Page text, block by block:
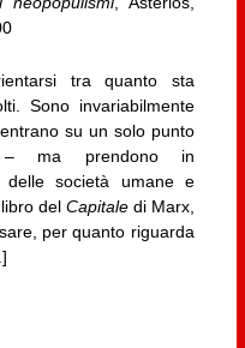
tra quanto sta
Sono invariabilmente
su un solo punto
– ma prendono in
delle società umane e
del Capitaledi Marx,
per quanto riguarda